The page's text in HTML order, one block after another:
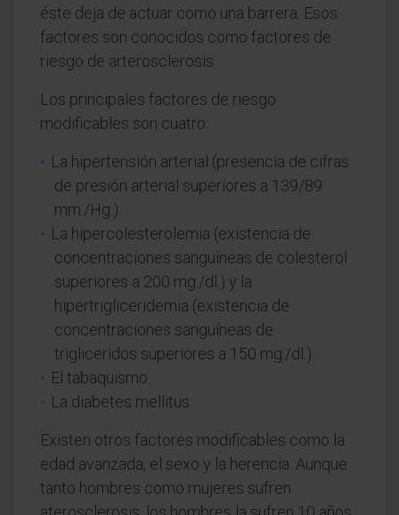
éste deja de actuar como una barrera. Esos
factores son conocidos como factores de
riesgo de arterosclerosis
Los principales factores de riesgo
modificables son cuatro:
La hipertensión arterial (presencia de cifras
de presión arterial superiores a 139/89
mm./Hg.).
La hipercolesterolemia (existencia de
concentraciones sanguíneas de colesterol
superiores a 200 mg./dl.) y la
hipertrigliceridemia (existencia de
concentraciones sanguíneas de
trigliceridos superiores a 150 mg./dl.)
El tabaquismo.
La diabetes mellitus.
Existen otros factores modificables como la
edad avanzada, el sexo y la herencia. Aunque
tanto hombres como mujeres sufren